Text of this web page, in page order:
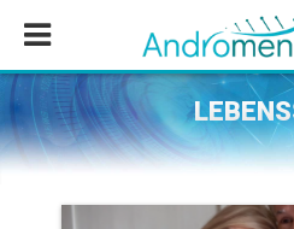
Inhalt
springen
Seitenspalte
springen
Fußzeile
springen